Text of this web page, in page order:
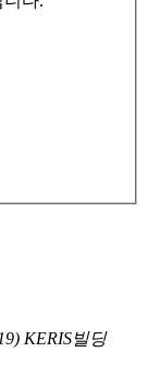
KERIS빌딩